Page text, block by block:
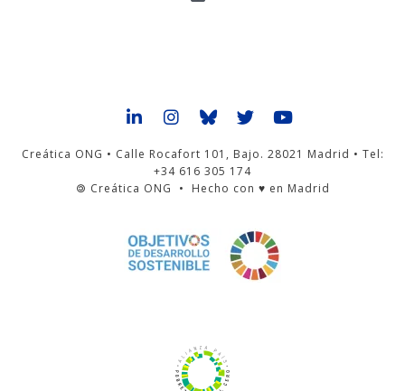
Creática ONG • Calle Rocafort 101, Bajo. 28021 Madrid • Tel:
+34 616 305 174
🄯 Creática ONG • Hecho con ♥ en Madrid